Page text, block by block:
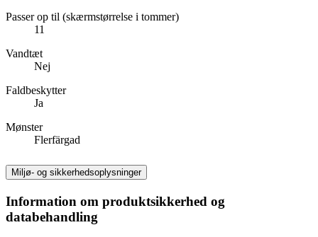
Passer op til (skærmstørrelse i tommer)
11
Vandtæt
Nej
Faldbeskytter
Ja
Mønster
Flerfärgad
Miljø- og sikkerhedsoplysninger
Information om produktsikkerhed og
databehandling